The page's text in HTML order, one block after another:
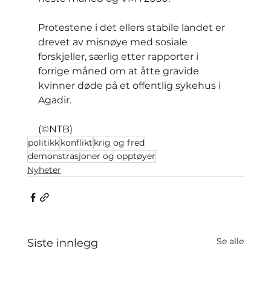
Protestene i det ellers stabile landet er
drevet av misnøye med sosiale
forskjeller, særlig etter rapporter i
forrige måned om at åtte gravide
kvinner døde på et offentlig sykehus i
Agadir.
(©NTB)
politikkkonflikt krig og fred
demonstrasjoner og opptøyer
Nyheter
Siste innlegg Se alle